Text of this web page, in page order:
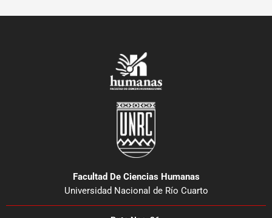
Facultad De Ciencias Humanas
Universidad Nacional de Río Cuarto